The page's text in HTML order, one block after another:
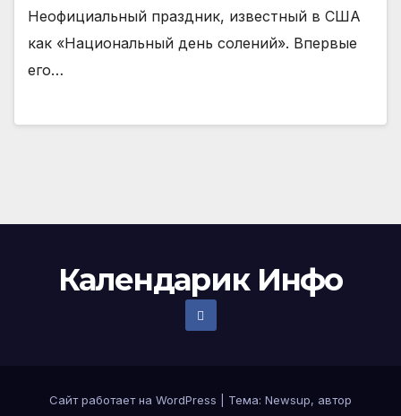
Неофициальный праздник, известный в США
как «Национальный день солений». Впервые
его…
Календарик Инфо
Сайт работает на WordPress Тема: Newsup, автор